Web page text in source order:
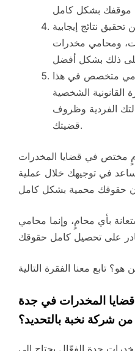
نتائج إيجابية
ومحامي مخدرات
متخصص في هذا
القانونية الشخصية
الفردية وظروف
قضيتك.
مختص في قضايا المخدرات
في توجيهك خلال عملية
بأي محامٍ، وإنما محامي
قضايا المخدرات في جدة
من شركة نخبة بالتحديد؟
جدة الفعّال يحتاج إلى